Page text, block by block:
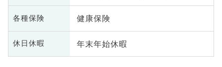
各種保険 健康保険
休日休暇 年末年始休暇